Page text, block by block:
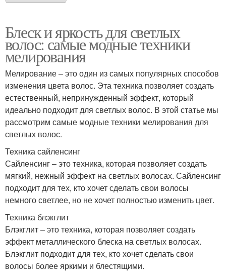
Блеск и яркость для светлых
волос: самые модные техники
мелирования
Мелирование – это один из самых популярных способов
изменения цвета волос. Эта техника позволяет создать
естественный, непринужденный эффект, который
идеально подходит для светлых волос. В этой статье мы
рассмотрим самые модные техники мелирования для
светлых волос.
Техника сайленсинг
Сайленсинг – это техника, которая позволяет создать
мягкий, нежный эффект на светлых волосах. Сайленсинг
подходит для тех, кто хочет сделать свои волосы
немного светлее, но не хочет полностью изменить цвет.
Техника блэкглит
Блэкглит – это техника, которая позволяет создать
эффект металлического блеска на светлых волосах.
Блэкглит подходит для тех, кто хочет сделать свои
волосы более яркими и блестящими.